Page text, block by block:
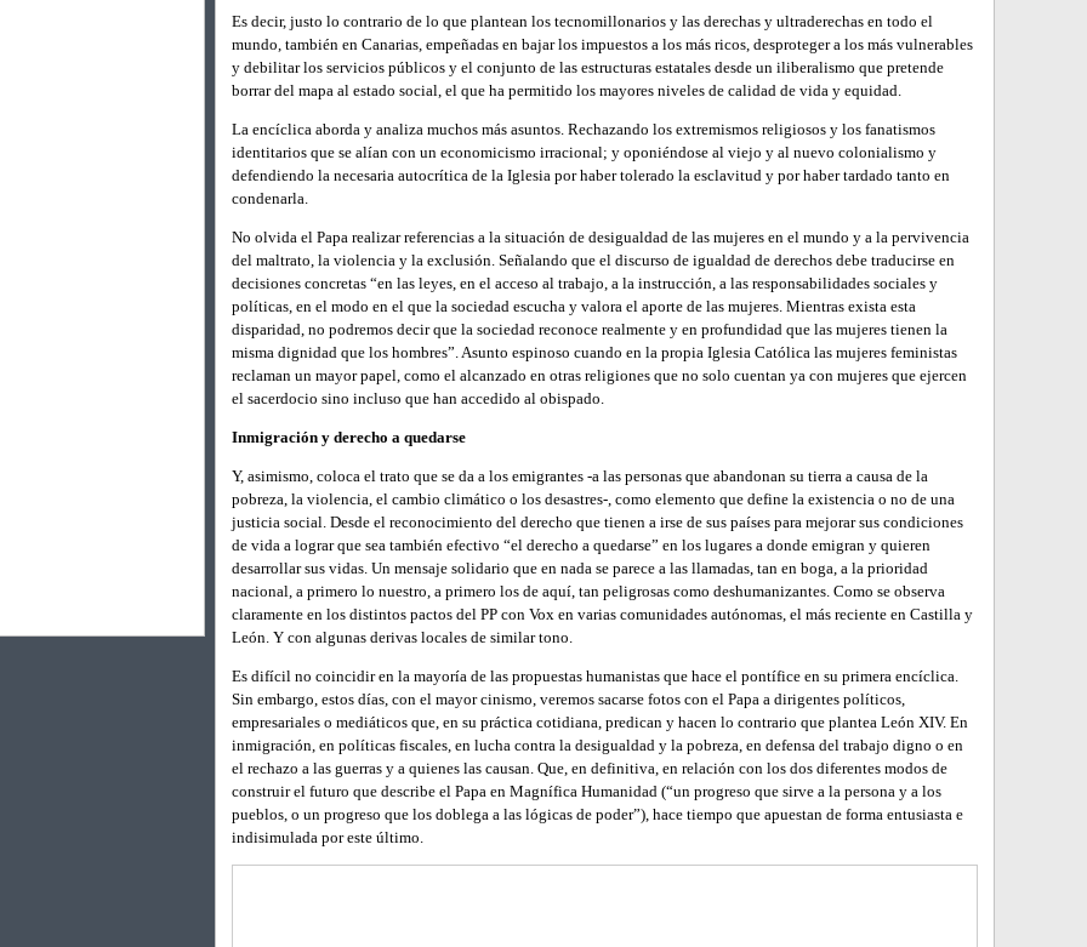
Es decir, justo lo contrario de lo que plantean los tecnomillonarios y las derechas y ultraderechas en todo el
mundo, también en Canarias, empeñadas en bajar los impuestos a los más ricos, desproteger a los más vulnerables
y debilitar los servicios públicos y el conjunto de las estructuras estatales desde un iliberalismo que pretende
borrar del mapa al estado social, el que ha permitido los mayores niveles de calidad de vida y equidad.
La encíclica aborda y analiza muchos más asuntos. Rechazando los extremismos religiosos y los fanatismos
identitarios que se alían con un economicismo irracional; y oponiéndose al viejo y al nuevo colonialismo y
defendiendo la necesaria autocrítica de la Iglesia por haber tolerado la esclavitud y por haber tardado tanto en
condenarla.
No olvida el Papa realizar referencias a la situación de desigualdad de las mujeres en el mundo y a la pervivencia
del maltrato, la violencia y la exclusión. Señalando que el discurso de igualdad de derechos debe traducirse en
decisiones concretas “en las leyes, en el acceso al trabajo, a la instrucción, a las responsabilidades sociales y
políticas, en el modo en el que la sociedad escucha y valora el aporte de las mujeres. Mientras exista esta
disparidad, no podremos decir que la sociedad reconoce realmente y en profundidad que las mujeres tienen la
misma dignidad que los hombres”. Asunto espinoso cuando en la propia Iglesia Católica las mujeres feministas
reclaman un mayor papel, como el alcanzado en otras religiones que no solo cuentan ya con mujeres que ejercen
el sacerdocio sino incluso que han accedido al obispado.
Inmigración y derecho a quedarse
Y, asimismo, coloca el trato que se da a los emigrantes -a las personas que abandonan su tierra a causa de la
pobreza, la violencia, el cambio climático o los desastres-, como elemento que define la existencia o no de una
justicia social. Desde el reconocimiento del derecho que tienen a irse de sus países para mejorar sus condiciones
de vida a lograr que sea también efectivo “el derecho a quedarse” en los lugares a donde emigran y quieren
desarrollar sus vidas. Un mensaje solidario que en nada se parece a las llamadas, tan en boga, a la prioridad
nacional, a primero lo nuestro, a primero los de aquí, tan peligrosas como deshumanizantes. Como se observa
claramente en los distintos pactos del PP con Vox en varias comunidades autónomas, el más reciente en Castilla y
León. Y con algunas derivas locales de similar tono.
Es difícil no coincidir en la mayoría de las propuestas humanistas que hace el pontífice en su primera encíclica.
Sin embargo, estos días, con el mayor cinismo, veremos sacarse fotos con el Papa a dirigentes políticos,
empresariales o mediáticos que, en su práctica cotidiana, predican y hacen lo contrario que plantea León XIV. En
inmigración, en políticas fiscales, en lucha contra la desigualdad y la pobreza, en defensa del trabajo digno o en
el rechazo a las guerras y a quienes las causan. Que, en definitiva, en relación con los dos diferentes modos de
construir el futuro que describe el Papa en Magnífica Humanidad (“un progreso que sirve a la persona y a los
pueblos, o un progreso que los doblega a las lógicas de poder”), hace tiempo que apuestan de forma entusiasta e
indisimulada por este último.